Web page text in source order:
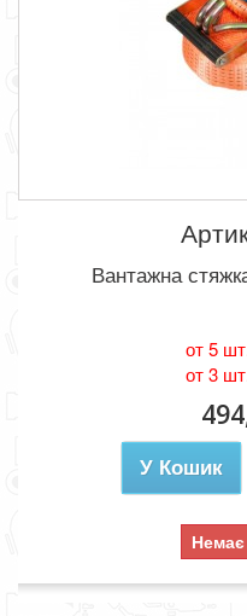
Вантажна
от 5
от 3
У Кошик
Немає